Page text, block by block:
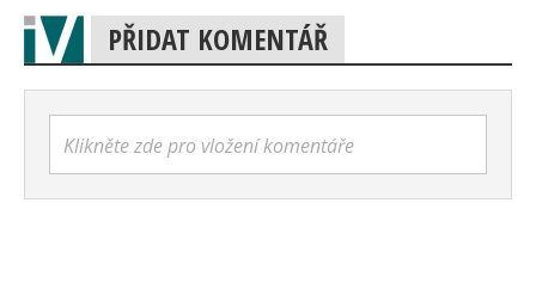
PŘIDAT KOMENTÁŘ
Klikněte zde pro vložení komentáře